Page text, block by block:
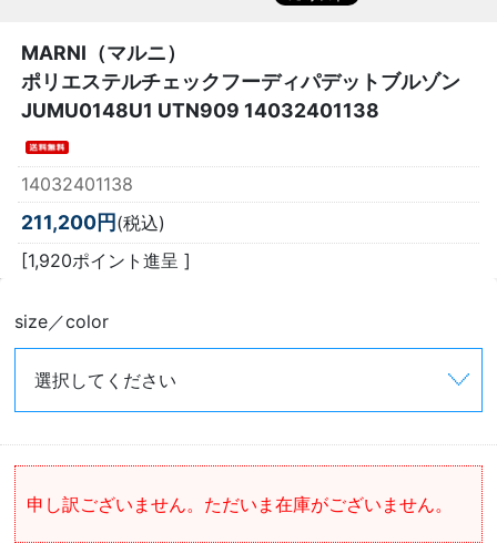
MARNI（マルニ）
ポリエステルチェックフーディパデットブルゾン
JUMU0148U1 UTN909 14032401138
14032401138
211,200円 (税込)
[1,920ポイント進呈 ]
size／color
申し訳ございません。ただいま在庫がございません。